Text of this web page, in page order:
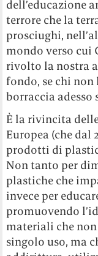
dell’educazione
terrore che la
prosciughi,
mondo verso cui
rivolto la nostra
fondo, se chi
borraccia adesso
È la rivincita
Europea (che dal
prodotti di
Non tanto per
plastiche che
invece per
promuovendo
materiali che
singolo uso, ma